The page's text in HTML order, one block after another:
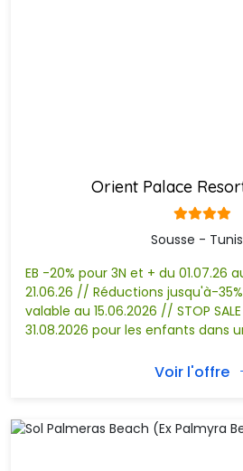
Orient Palace
Sousse -
EB -20% pour 3N et + du 01.07.26
21.06.26 // Réductions jusqu'à-
valable au 15.06.2026 // STOP
31.08.2026 pour les enfants dans
Voir l'offre